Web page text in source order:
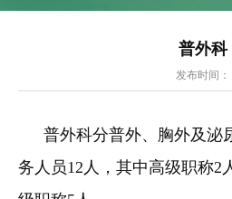
普外科
发布时间：
普外科分普外、胸外及泌
务人员12人，其中高级职称2